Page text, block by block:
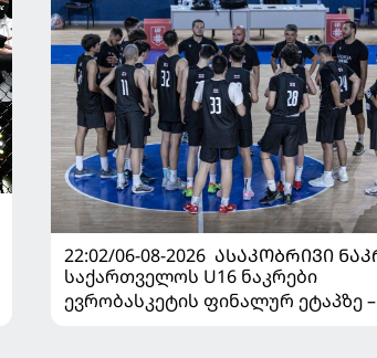
22:02/06-08-2026 ᲐᲡᲐᲙᲝᲑᲠᲘᲕᲘ
საქართველოს U16 ნაკრები
ევრობასკეტის ფინალურ ეტაპზე –